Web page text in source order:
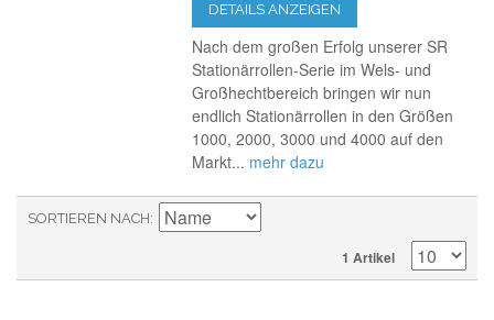
DETAILS ANZEIGEN
Nach dem großen Erfolg unserer SR
Stationärrollen-Serie im Wels- und
Großhechtbereich bringen wir nun
endlich Stationärrollen in den Größen
1000, 2000, 3000 und 4000 auf den
Markt... mehr dazu
SORTIEREN NACH
1 Artikel